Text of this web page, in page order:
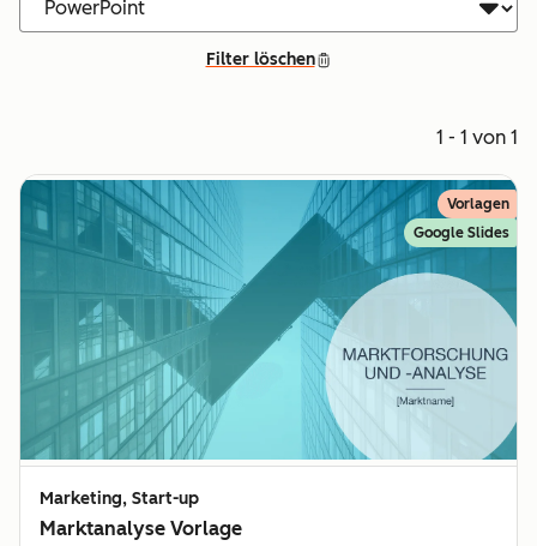
Filter löschen
1 - 1 von 1
Vorlagen
Google Slides
Marketing, Start-up
Marktanalyse Vorlage